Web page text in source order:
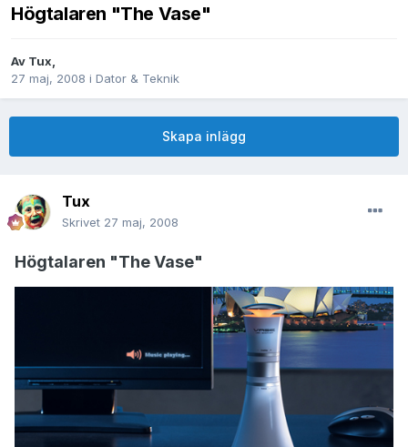
Högtalaren "The Vase"
Av Tux,
27 maj, 2008 i Dator & Teknik
Skapa inlägg
Tux
Skrivet 27 maj, 2008
Högtalaren "The Vase"